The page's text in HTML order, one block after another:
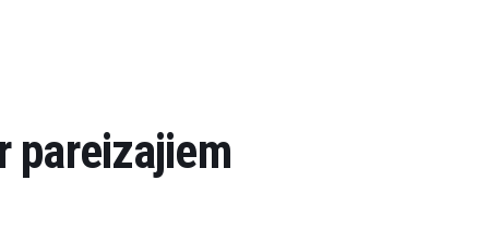
pareizajiem